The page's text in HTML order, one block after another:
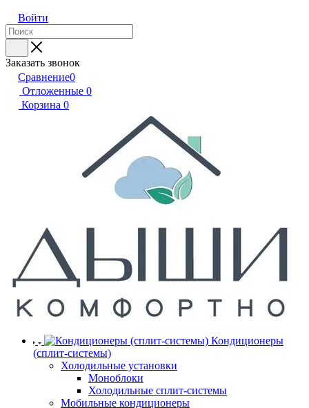
Войти
Заказать звонок
Сравнение0
Отложенные 0
Корзина 0
Кондиционеры
(сплит-системы)
Холодильные установки
Моноблоки
Холодильные сплит-системы
Мобильные кондиционеры